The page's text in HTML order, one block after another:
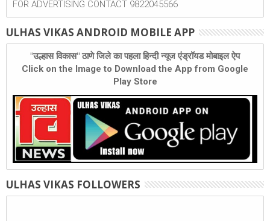
FOR ADVERTISING CONTACT 9822045566
ULHAS VIKAS ANDROID MOBILE APP
"उल्हास विकास" ठाणे जिले का पहला हिन्दी न्यूज एंड्रॉयड मोबाइल ऐप
Click on the Image to Download the App from Google
Play Store
ULHAS VIKAS FOLLOWERS